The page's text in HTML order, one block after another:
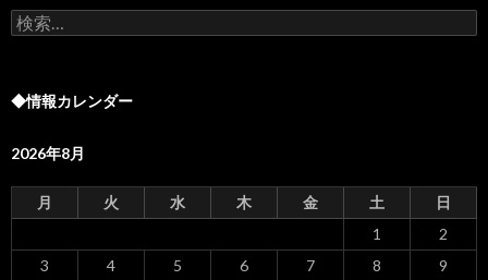
検
索:
◆情報カレンダー
2026年8月
月 火 水 木 金 土
日
1
2
3
4 5 6 7 8
9